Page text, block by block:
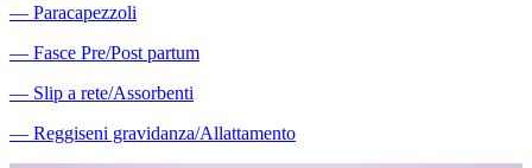
― Paracapezzoli
― Fasce Pre/Post partum
― Slip a rete/Assorbenti
― Reggiseni gravidanza/Allattamento